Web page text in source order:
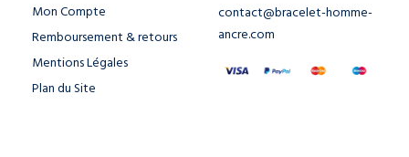
Mon Compte
Remboursement & retours
Mentions Légales
Plan du Site
contact@bracelet-homme-
ancre.com